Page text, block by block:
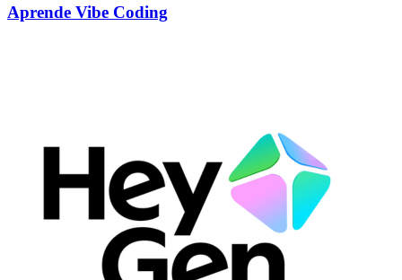
Aprende Vibe Coding